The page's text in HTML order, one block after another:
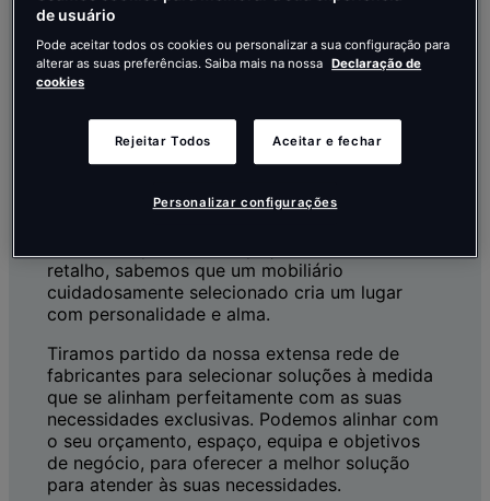
espaço. Desde uma cadeira de escritório
ergonómica ao mobiliário que selecionamos
soluções de mobiliário estão enraizadas na
nossa paixão em criar espaços vibrantes para
as pessoas trabalharem e viverem melhor.
Seja através de mobiliário de escritório que
retalho, sabemos que um mobiliário
cuidadosamente selecionado cria um lugar
com personalidade e alma.
Tiramos partido da nossa extensa rede de
fabricantes para selecionar soluções à medida
que se alinham perfeitamente com as suas
necessidades exclusivas. Podemos alinhar com
o seu orçamento, espaço, equipa e objetivos
de negócio, para oferecer a melhor solução
para atender às suas necessidades.
de usuário
Pode aceitar todos os cookies ou personalizar a sua configuração para
alterar as suas preferências. Saiba mais na nossa Declaração de
cookies
Rejeitar Todos Aceitar e fechar
Personalizar configurações